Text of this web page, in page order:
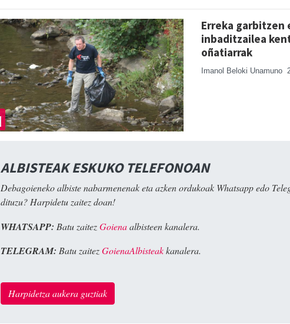
Erreka garbitzen
inbaditzailea
oñatiarrak
Imanol Beloki Unamuno
ALBISTEAK ESKUKO TELEFONOAN
Debagoieneko albiste nabarmenenak eta azken ordukoak Whatsapp edo
dituzu? Harpidetu zaitez doan!
WHATSAPP: Batu zaitezGoienaalbisteen kanalera.
TELEGRAM: Batu zaitezGoienaAlbisteakkanalera.
Harpidetza aukera guztiak